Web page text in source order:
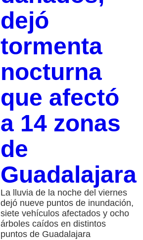
dejó
tormenta
nocturna
que afectó
a 14 zonas
de
Guadalajara
La lluvia de la noche del viernes
dejó nueve puntos de inundación,
siete vehículos afectados y ocho
árboles caídos en distintos
puntos de Guadalajara